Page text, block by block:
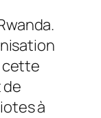
cette
à